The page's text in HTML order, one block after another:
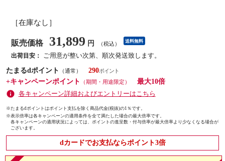
［在庫なし］
販売価格 31,899 円 （税込） 送料無料
出荷目安：
ご用意が整い次第、順次発送致します。
たまるdポイント
（通常）
290
+キャンペーンポイント
（期間・用途限定）
最大10倍
各キャンペーン詳細およびエントリーはこちら
※たまるdポイントはポイント支払を除く商品代金(税抜)の1％です。
※表示倍率は各キャンペーンの適用条件を全て満たした場合の最大倍率です。
各キャンペーンの適用状況によっては、ポイントの進呈数・付与倍率が最大倍率より少なくなる場合が
ございます。
dカードでお支払ならポイント3倍